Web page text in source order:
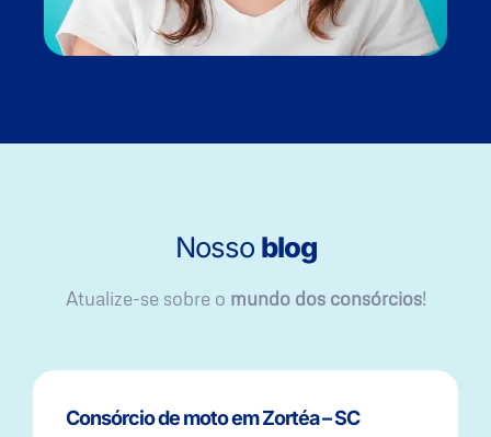
Nosso blog
Atualize-se sobre o mundo dos consórcios!
Consórcio de moto em Zortéa – SC